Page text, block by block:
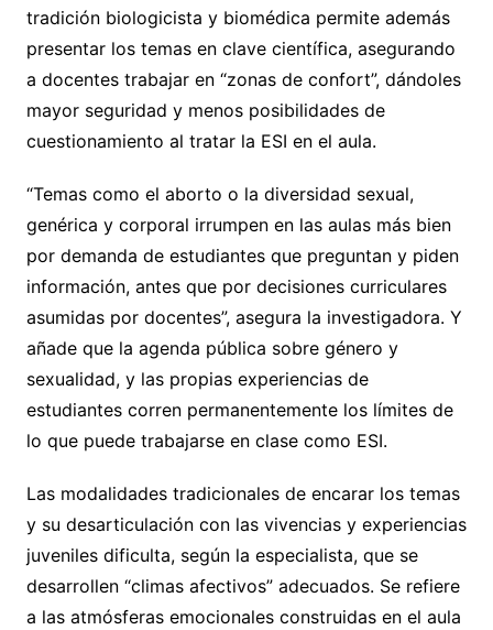
tradición biologicista y biomédica permite además
presentar los temas en clave científica, asegurando
a docentes trabajar en “zonas de confort”, dándoles
mayor seguridad y menos posibilidades de
cuestionamiento al tratar la ESI en el aula.
“Temas como el aborto o la diversidad sexual,
genérica y corporal irrumpen en las aulas más bien
por demanda de estudiantes que preguntan y piden
información, antes que por decisiones curriculares
asumidas por docentes”, asegura la investigadora. Y
añade que la agenda pública sobre género y
sexualidad, y las propias experiencias de
estudiantes corren permanentemente los límites de
lo que puede trabajarse en clase como ESI.
Las modalidades tradicionales de encarar los temas
y su desarticulación con las vivencias y experiencias
juveniles dificulta, según la especialista, que se
desarrollen “climas afectivos” adecuados. Se refiere
a las atmósferas emocionales construidas en el aula